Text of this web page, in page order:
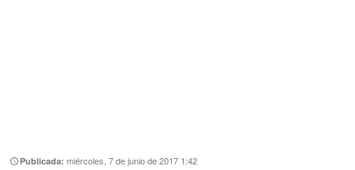
Publicada:miércoles, 7 de junio de 2017 1:42